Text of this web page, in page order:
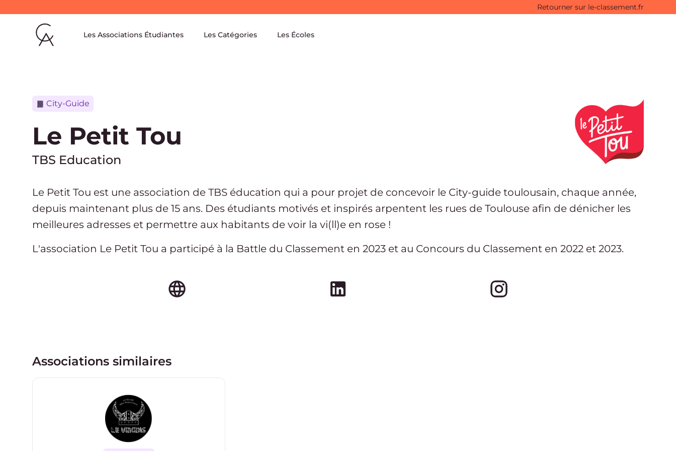
Retourner sur le-classement.fr
Accueil
Les Associations Étudiantes
Les Catégories Les Écoles
Catégorie
City-Guide
Le Petit Tou
École de l'association
TBS Education
Le Petit Tou est une association de TBS éducation qui a pour projet de concevoir le City-guide toulousain, chaque année,
depuis maintenant plus de 15 ans. Des étudiants motivés et inspirés arpentent les rues de Toulouse afin de dénicher les
meilleures adresses et permettre aux habitants de voir la vi(ll)e en rose !
L'association Le Petit Tou a participé à la Battle du Classement en 2023 et au Concours du Classement en 2022 et 2023.
site web de l'association Le Petit Tou LinkedIn de l'association Le Petit Tou Instagram de l'association Le Petit Tou
Associations similaires